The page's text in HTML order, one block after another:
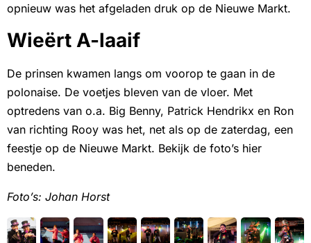
opnieuw was het afgeladen druk op de Nieuwe Markt.
Wieërt A-laaif
De prinsen kwamen langs om voorop te gaan in de
polonaise. De voetjes bleven van de vloer. Met
optredens van o.a. Big Benny, Patrick Hendrikx en Ron
van richting Rooy was het, net als op de zaterdag, een
feestje op de Nieuwe Markt. Bekijk de foto’s hier
beneden.
Foto’s: Johan Horst